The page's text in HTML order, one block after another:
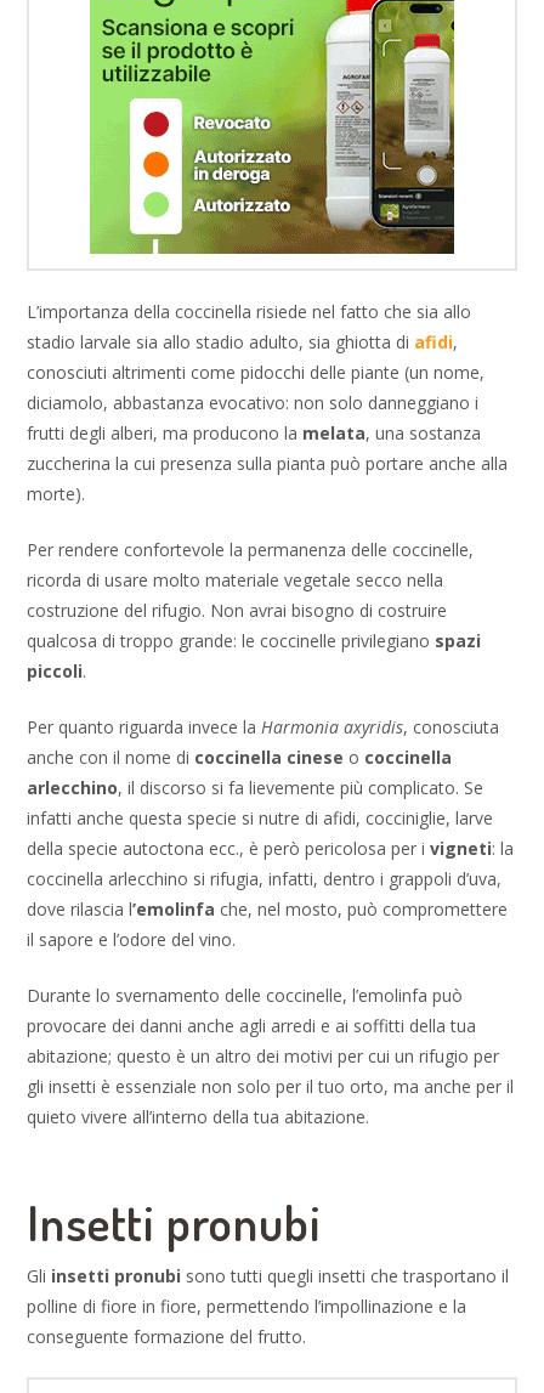
L’importanza della coccinella risiede nel fatto che sia allo
stadio larvale sia allo stadio adulto, sia ghiotta di afidi,
conosciuti altrimenti come pidocchi delle piante (un nome,
diciamolo, abbastanza evocativo: non solo danneggiano i
frutti degli alberi, ma producono la melata, una sostanza
zuccherina la cui presenza sulla pianta può portare anche alla
morte).
Per rendere confortevole la permanenza delle coccinelle,
ricorda di usare molto materiale vegetale secco nella
costruzione del rifugio. Non avrai bisogno di costruire
qualcosa di troppo grande: le coccinelle privilegiano spazi
piccoli.
Per quanto riguarda invece laHarmonia axyridis, conosciuta
anche con il nome di coccinella cinese o coccinella
arlecchino, il discorso si fa lievemente più complicato. Se
infatti anche questa specie si nutre di afidi, cocciniglie, larve
della specie autoctona ecc., è però pericolosa per ivigneti: la
coccinella arlecchino si rifugia, infatti, dentro i grappoli d’uva,
dove rilascia l’emolinfa che, nel mosto, può compromettere
il sapore e l’odore del vino.
Durante lo svernamento delle coccinelle, l’emolinfa può
provocare dei danni anche agli arredi e ai soffitti della tua
abitazione; questo è un altro dei motivi per cui un rifugio per
gli insetti è essenziale non solo per il tuo orto, ma anche per il
quieto vivere all’interno della tua abitazione.
Insetti pronubi
Gli insetti pronubi sono tutti quegli insetti che trasportano il
polline di fiore in fiore, permettendo l’impollinazione e la
conseguente formazione del frutto.